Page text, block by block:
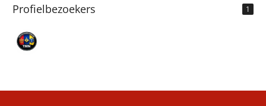
Profielbezoekers 1